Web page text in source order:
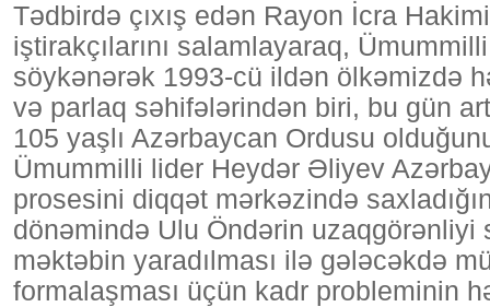
Tədbirdə çıxış edən Rayon İcra
iştirakçılarını salamlayaraq,
söykənərək 1993-cü ildən ölkəmizdə
və parlaq səhifələrindən biri, bu gün
105 yaşlı Azərbaycan Ordusu
Ümummilli lider Heydər Əliyev
prosesini diqqət mərkəzində
dönəmində Ulu Öndərin uzaqgörənliyi
məktəbin yaradılması ilə gələcəkdə
formalaşması üçün kadr probleminin